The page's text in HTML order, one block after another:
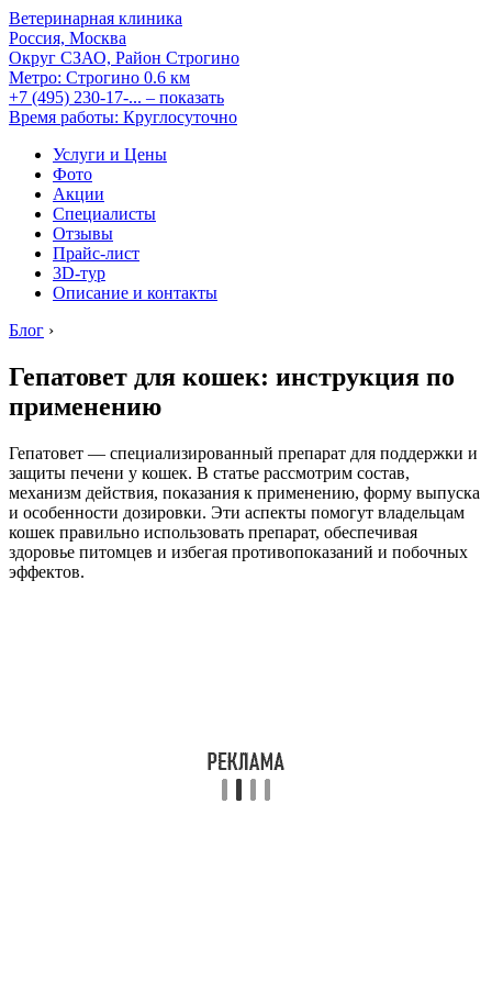
Ветеринарная клиника
Россия, Москва
Округ СЗАО, Район Строгино
Метро: Строгино 0.6 км
+7 (495) 230-17-... – показать
Время работы: Круглосуточно
Услуги и Цены
Фото
Акции
Специалисты
Отзывы
Прайс-лист
3D-тур
Описание и контакты
Блог ›
Гепатовет для кошек: инструкция по
применению
Гепатовет — специализированный препарат для поддержки и
защиты печени у кошек. В статье рассмотрим состав,
механизм действия, показания к применению, форму выпуска
и особенности дозировки. Эти аспекты помогут владельцам
кошек правильно использовать препарат, обеспечивая
здоровье питомцев и избегая противопоказаний и побочных
эффектов.